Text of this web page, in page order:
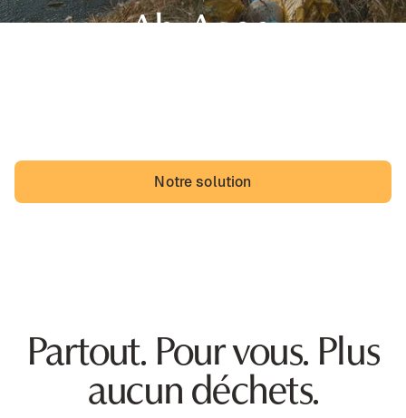
Ah, Agen,
Notre solution
Partout. Pour vous. Plus
aucun déchets.